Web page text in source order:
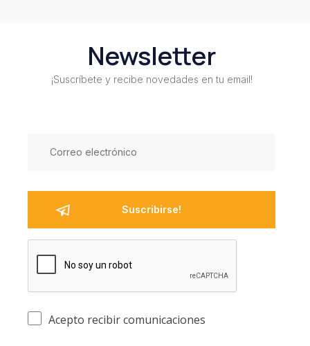
Newsletter
¡Suscríbete y recibe novedades en tu email!
Acepto recibir comunicaciones